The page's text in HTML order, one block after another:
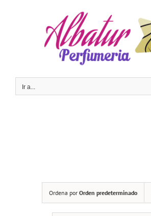
Ir a...
Ordena por Orden predeterminado